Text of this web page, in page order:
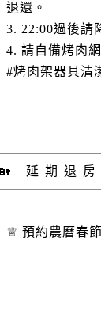
退還。
3. 22:00過後請
4. 請自備烤肉
#烤肉架器具清
延期退房
♕ 預約農曆春